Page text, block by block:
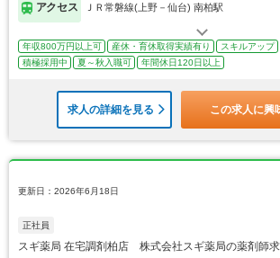
アクセス ＪＲ常磐線(上野－仙台) 南柏駅
年収800万円以上可 産休・育休取得実績有り スキルアップ
積極採用中
夏～秋入職可 年間休日120日以上
求人の詳細を見る この求人に興
更新日：2026年6月18日
正社員
スギ薬局 在宅調剤柏店 株式会社スギ薬局の薬剤師求